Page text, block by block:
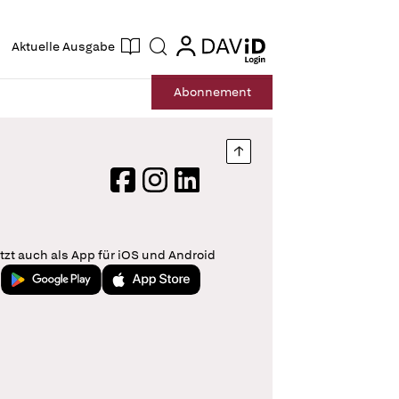
Aktuelle Ausgabe Suche login
login
Abonnement
Nach oben springen
FacebookInstagram
LinkedIn
auch als App für iOS und Android
Jetzt bei Google PlayLaden im App Store